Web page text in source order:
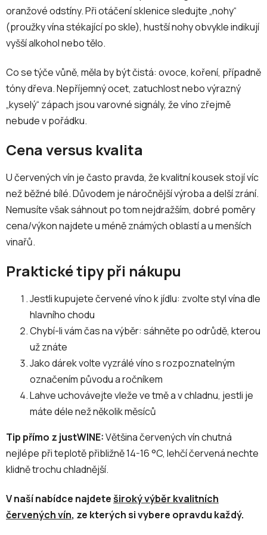
oranžové odstíny. Při otáčení sklenice sledujte „nohy“
(proužky vína stékající po skle), hustší nohy obvykle indikují
vyšší alkohol nebo tělo.
Co se týče vůně, měla by být čistá: ovoce, koření, případně
tóny dřeva. Nepříjemný ocet, zatuchlost nebo výrazný
„kyselý“ zápach jsou varovné signály, že víno zřejmě
nebude v pořádku.
Cena versus kvalita
U červených vín je často pravda, že kvalitní kousek stojí víc
než běžné bílé. Důvodem je náročnější výroba a delší zrání.
Nemusíte však sáhnout po tom nejdražším, dobré poměry
cena/výkon najdete u méně známých oblastí a u menších
vinařů.
Praktické tipy při nákupu
Jestli kupujete červené víno k jídlu: zvolte styl vína dle
hlavního chodu
Chybí-li vám čas na výběr: sáhněte po odrůdě, kterou
už znáte
Jako dárek volte vyzrálé víno s rozpoznatelným
označením původu a ročníkem
Lahve uchovávejte vleže ve tmě a v chladnu, jestli je
máte déle než několik měsíců
Tip přímo z justWINE:Většina červených vín chutná
nejlépe při teplotě přibližně 14-16 °C, lehčí červená nechte
klidně trochu chladnější.
V naší nabídce najdeteširoký výběr kvalitních
červených vín, ze kterých si vybere opravdu každý.